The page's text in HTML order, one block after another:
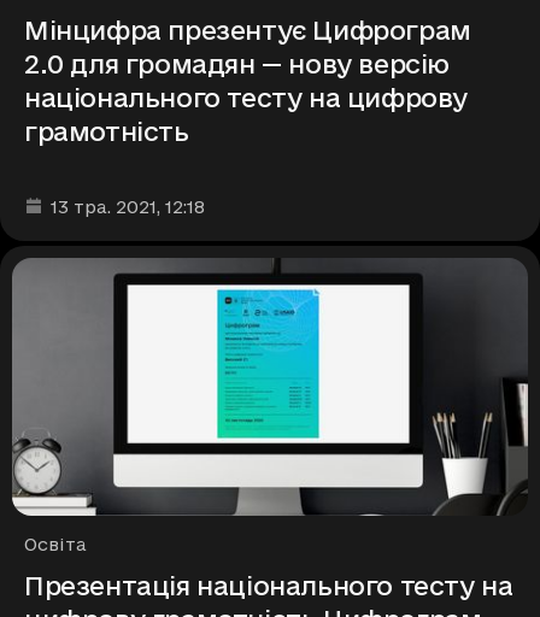
Мінцифра презентує Цифрограм
2.0 для громадян — нову версію
національного тесту на цифрову
грамотність
Дата та час публікації
13 тра. 2021, 12:18
Рубрики
Освіта
Презентація національного тесту на